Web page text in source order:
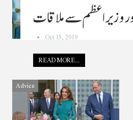
وزیراعظم سے ملاقات
Oct 15, 2019
READ MORE...
Advice